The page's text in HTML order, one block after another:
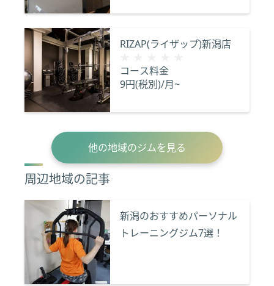
RIZAP(ライザップ)新潟店
コース料金
9円(税別)/月~
他の地域のジムを見る
周辺地域の記事
新潟のおすすめパーソナル
トレーニングジム7選！